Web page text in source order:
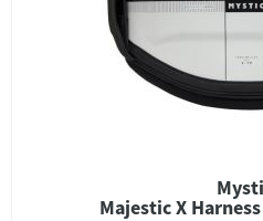
Majestic X